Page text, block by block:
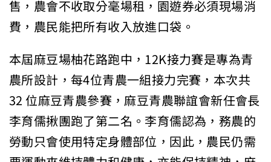
費，農民能把所有收入放進口袋。
本屆麻豆場柚花路跑中，12K接力賽是專為青
農所設計，每4位青農一組接力完賽，本次共
32 位麻豆青農參賽，麻豆青農聯誼會新任會長
李育儒揪團跑了第二名。李育儒認為，務農的
勞動只會使用特定身體部位，因此，農民仍需